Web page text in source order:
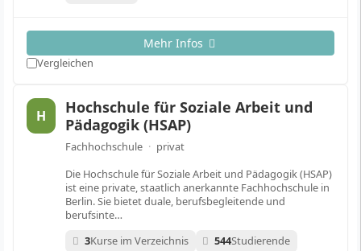
Mehr Infos
Vergleichen
H
Hochschule für Soziale Arbeit und
Pädagogik (HSAP)
Fachhochschule · privat
Die Hochschule für Soziale Arbeit und Pädagogik (HSAP)
ist eine private, staatlich anerkannte Fachhochschule in
Berlin. Sie bietet duale, berufsbegleitende und
berufsinte…
3Kurse im Verzeichnis 544Studierende